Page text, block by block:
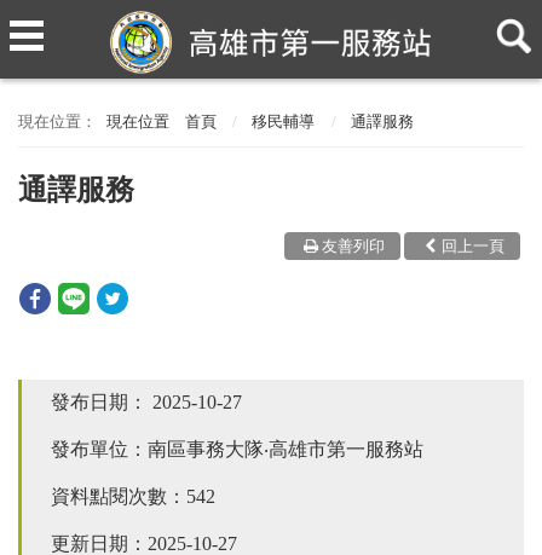
現在位置 首頁 移民輔導 通譯服務
通譯服務
回上一頁
友善列印
發布日期： 2025-10-27
發布單位：南區事務大隊‧高雄市第一服務站
資料點閱次數：542
更新日期：2025-10-27